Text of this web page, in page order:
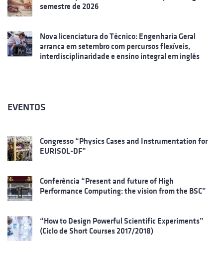
semestre de 2026
Nova licenciatura do Técnico: Engenharia Geral
arranca em setembro com percursos flexíveis,
interdisciplinaridade e ensino integral em inglês
EVENTOS
Congresso “Physics Cases and Instrumentation for
EURISOL-DF”
Conferência “Present and future of High
Performance Computing: the vision from the BSC”
“How to Design Powerful Scientific Experiments”
(Ciclo de Short Courses 2017/2018)